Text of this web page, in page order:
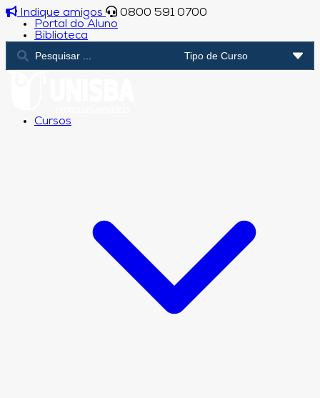
Indique amigos
0800 591 0700
Portal do Aluno
Biblioteca
Cursos